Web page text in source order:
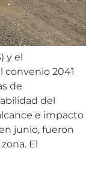
y el
2041
de
del
e impacto
junio, fueron
El